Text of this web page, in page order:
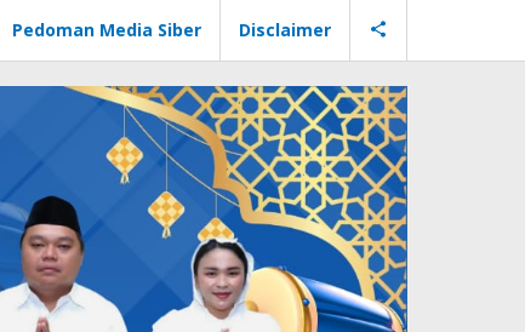
Pedoman Media Siber Disclaimer